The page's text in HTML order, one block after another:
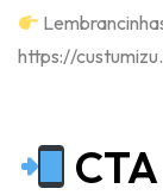
https://
CTA